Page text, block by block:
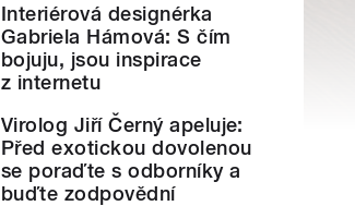
Interiérová designérka
Gabriela Hámová: S čím
bojuju, jsou inspirace
z internetu
Virolog Jiří Černý apeluje:
Před exotickou dovolenou
se poraďte s odborníky a
buďte zodpovědní